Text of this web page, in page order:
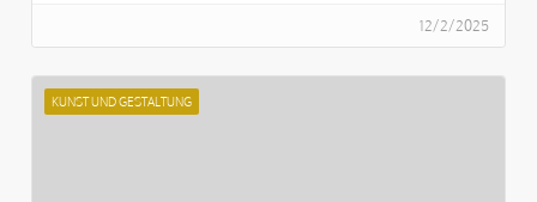
12/2/2025
KUNST UND GESTALTUNG